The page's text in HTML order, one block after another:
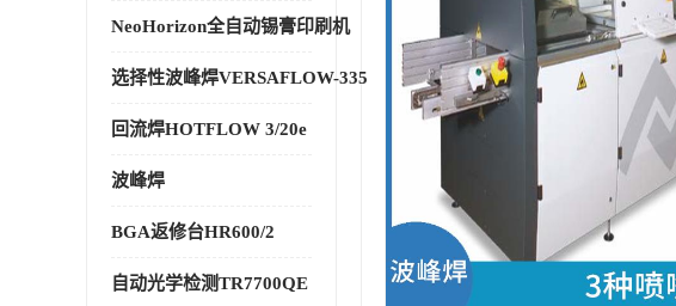
NeoHorizon全自动锡膏印刷机
选择性波峰焊VERSAFLOW-335
回流焊HOTFLOW 3/20e
波峰焊
BGA返修台HR600/2
自动光学检测TR7700QE